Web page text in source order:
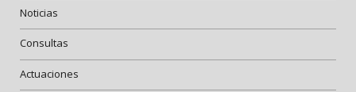
Noticias
Consultas
Actuaciones